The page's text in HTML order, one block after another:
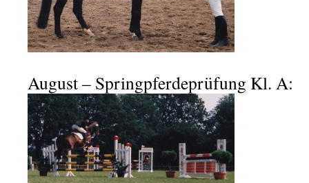
August – Springpferdeprüfung Kl. A: